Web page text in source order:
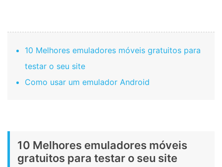
10 Melhores emuladores móveis gratuitos para
testar o seu site
Como usar um emulador Android
10 Melhores emuladores móveis
gratuitos para testar o seu site